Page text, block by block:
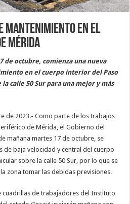
mantenimiento en el
Mérida
de octubre, comienza una nueva
en el cuerpo interior del Paso
calle 50 Sur para una mejor y más
de 2023.- Como parte de los trabajos
de Mérida, el Gobierno del
mañana martes 17 de octubre, se
de baja velocidad y central del cuerpo
sobre la calle 50 Sur, por lo que se
zona tomar las debidas previsiones.
cuadrillas de trabajadores del Instituto